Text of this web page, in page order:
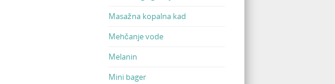
Masažna kopalna kad
Mehčanje vode
Melanin
Mini bager